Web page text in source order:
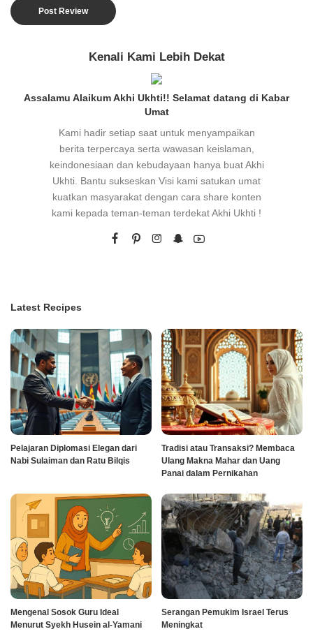
Kenali Kami Lebih Dekat
Assalamu Alaikum Akhi Ukhti!! Selamat datang di Kabar
Umat
Kami hadir setiap saat untuk menyampaikan
berita terpercaya serta wawasan keislaman,
keindonesiaan dan kebudayaan hanya buat Akhi
Ukhti. Bantu sukseskan Visi kami satukan umat
kuatkan masyarakat dengan cara share konten
kami kepada teman-teman terdekat Akhi Ukhti !
Latest Recipes
Pelajaran Diplomasi Elegan dari
Nabi Sulaiman dan Ratu Bilqis
Tradisi atau Transaksi? Membaca
Ulang Makna Mahar dan Uang
Panai dalam Pernikahan
Mengenal Sosok Guru Ideal
Menurut Syekh Husein al-Yamani
Serangan Pemukim Israel Terus
Meningkat